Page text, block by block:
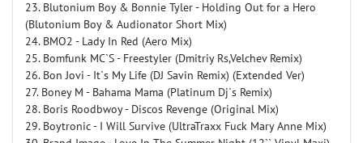
23. Blutonium Boy & Bonnie Tyler - Holding Out for a Hero
(Blutonium Boy & Audionator Short Mix)
24. BMO2 - Lady In Red (Aero Mix)
25. Bomfunk MC`S - Freestyler (Dmitriy Rs,Velchev Remix)
26. Bon Jovi - It`s My Life (DJ Savin Remix) (Extended Ver)
27. Boney M - Bahama Mama (Platinum Dj`s Remix)
28. Boris Roodbwoy - Discos Revenge (Original Mix)
29. Boytronic - I Will Survive (UltraTraxx Fuck Mary Anne Mix)